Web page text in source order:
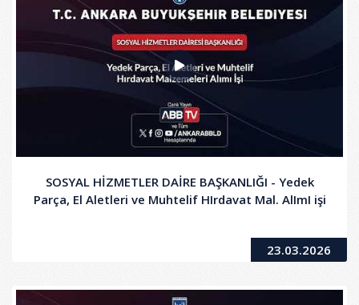
SOSYAL HİZMETLER DAİRE BAŞKANLIĞI - Yedek
Parça, El Aletleri ve Muhtelif HIrdavat Mal. AlImI işi
23.03.2026